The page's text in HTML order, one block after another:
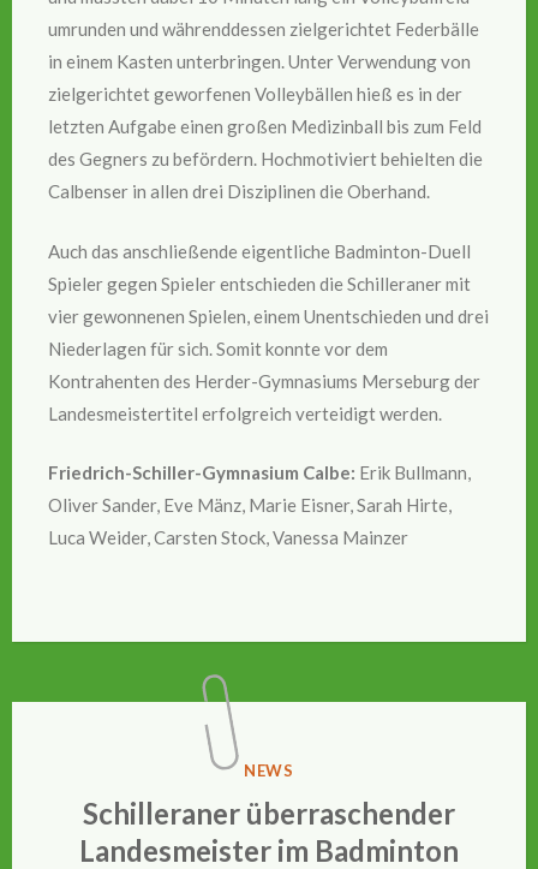
umrunden und währenddessen zielgerichtet Federbälle
in einem Kasten unterbringen. Unter Verwendung von
zielgerichtet geworfenen Volleybällen hieß es in der
letzten Aufgabe einen großen Medizinball bis zum Feld
des Gegners zu befördern. Hochmotiviert behielten die
Calbenser in allen drei Disziplinen die Oberhand.
Auch das anschließende eigentliche Badminton-Duell
Spieler gegen Spieler entschieden die Schilleraner mit
vier gewonnenen Spielen, einem Unentschieden und drei
Niederlagen für sich. Somit konnte vor dem
Kontrahenten des Herder-Gymnasiums Merseburg der
Landesmeistertitel erfolgreich verteidigt werden.
Friedrich-Schiller-Gymnasium Calbe: Erik Bullmann,
Oliver Sander, Eve Mänz, Marie Eisner, Sarah Hirte,
Luca Weider, Carsten Stock, Vanessa Mainzer
VERÖFFENTLICHT
NEWS
Schilleraner überraschender
Landesmeister im Badminton